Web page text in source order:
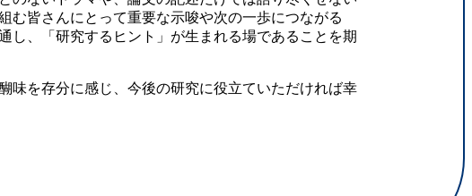
む皆さんにとって重要な示唆や次の一歩につながる
し、「研究するヒント」が生まれる場であることを期
を存分に感じ、今後の研究に役立ていただければ幸